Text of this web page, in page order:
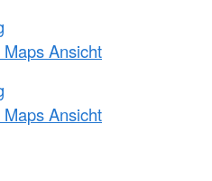
Ansicht
Ansicht